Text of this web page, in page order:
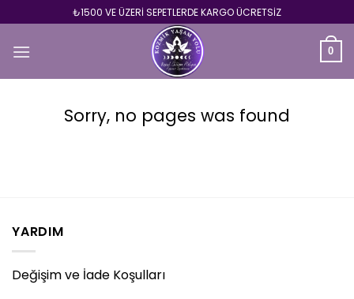
to
content
₺1500 VE ÜZERİ SEPETLERDE KARGO ÜCRETSİZ
0
Sorry, no pages was found
YARDIM
Değişim ve İade Koşulları